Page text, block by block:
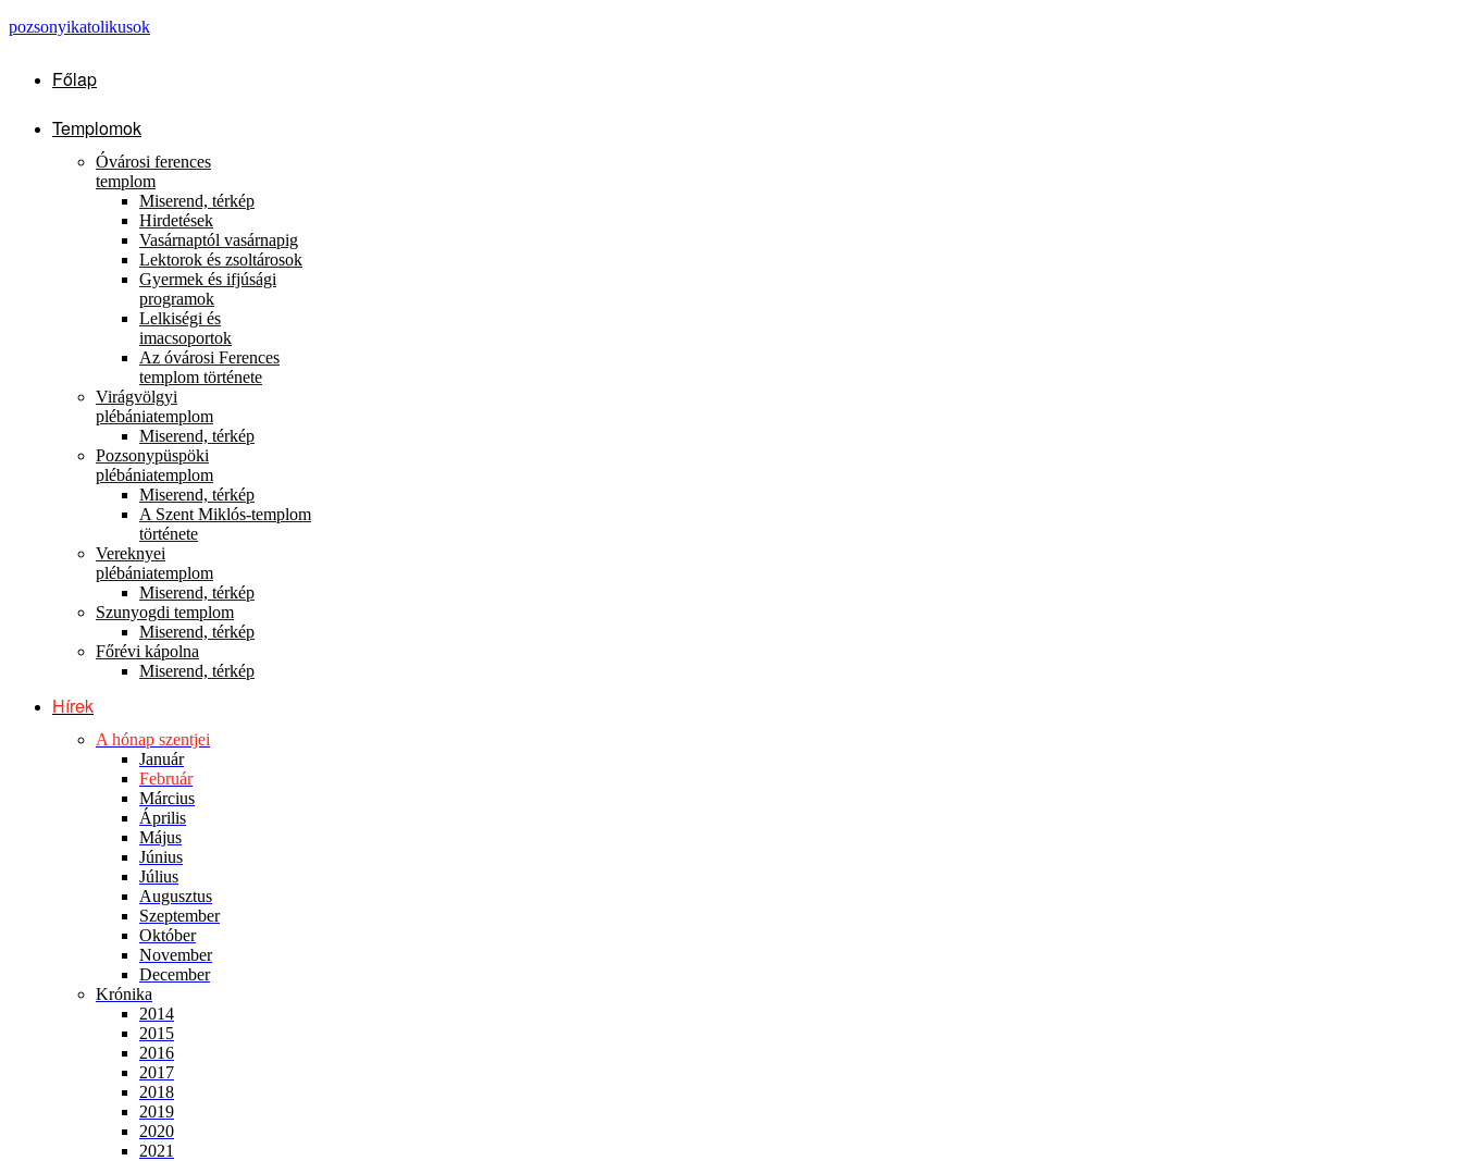
pozsonyikatolikusok
Főlap
Templomok
Óvárosi ferences
templom
Miserend, térkép
Hirdetések
Vasárnaptól vasárnapig
Lektorok és zsoltárosok
Gyermek és ifjúsági
programok
Lelkiségi és
imacsoportok
Az óvárosi Ferences
templom története
Virágvölgyi
plébániatemplom
Miserend, térkép
Pozsonypüspöki
plébániatemplom
Miserend, térkép
A Szent Miklós-templom
története
Vereknyei
plébániatemplom
Miserend, térkép
Szunyogdi templom
Miserend, térkép
Főrévi kápolna
Miserend, térkép
Hírek
A hónap szentjei
Január
Február
Március
Április
Május
Június
Július
Augusztus
Szeptember
Október
November
December
Krónika
2014
2015
2016
2017
2018
2019
2020
2021